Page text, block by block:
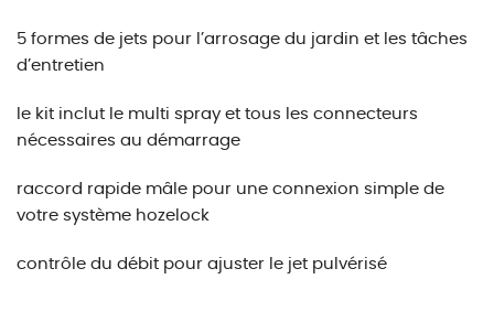
5 formes de jets pour l’arrosage du jardin et les tâches
d’entretien
le kit inclut le multi spray et tous les connecteurs
nécessaires au démarrage
raccord rapide mâle pour une connexion simple de
votre système hozelock
contrôle du débit pour ajuster le jet pulvérisé